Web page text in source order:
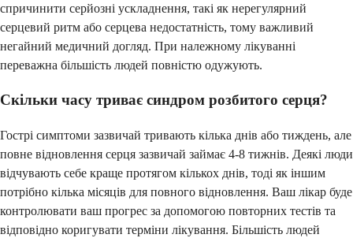
спричинити серйозні ускладнення, такі як нерегулярний
серцевий ритм або серцева недостатність, тому важливий
негайний медичний догляд. При належному лікуванні
переважна більшість людей повністю одужують.
Скільки часу триває синдром розбитого серця?
Гострі симптоми зазвичай тривають кілька днів або тиждень, але
повне відновлення серця зазвичай займає 4-8 тижнів. Деякі люди
відчувають себе краще протягом кількох днів, тоді як іншим
потрібно кілька місяців для повного відновлення. Ваш лікар буде
контролювати ваш прогрес за допомогою повторних тестів та
відповідно коригувати терміни лікування. Більшість людей